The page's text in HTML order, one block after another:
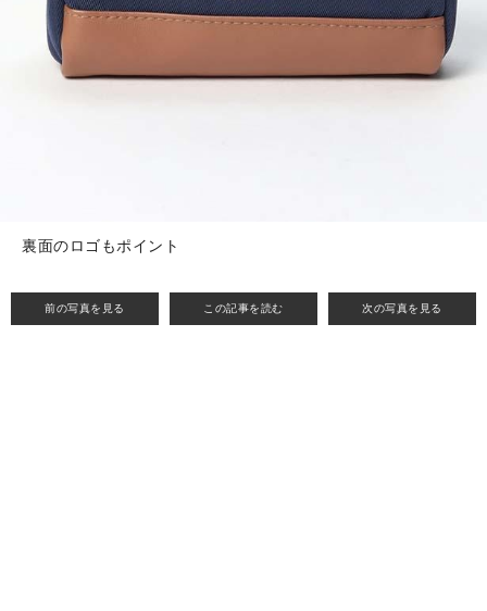
前の写真を見る この記事を読む 次の写真を見る
裏面のロゴもポイント